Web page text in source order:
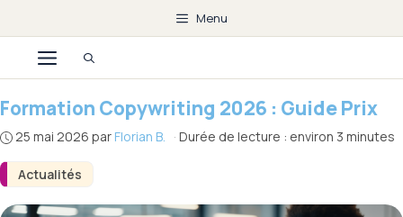
au
contenu
Menu
Menu
Actualités
Formation Copywriting 2026 : Guide Prix
25 mai 2026 par Florian B. · Durée de lecture : environ 3 minutes